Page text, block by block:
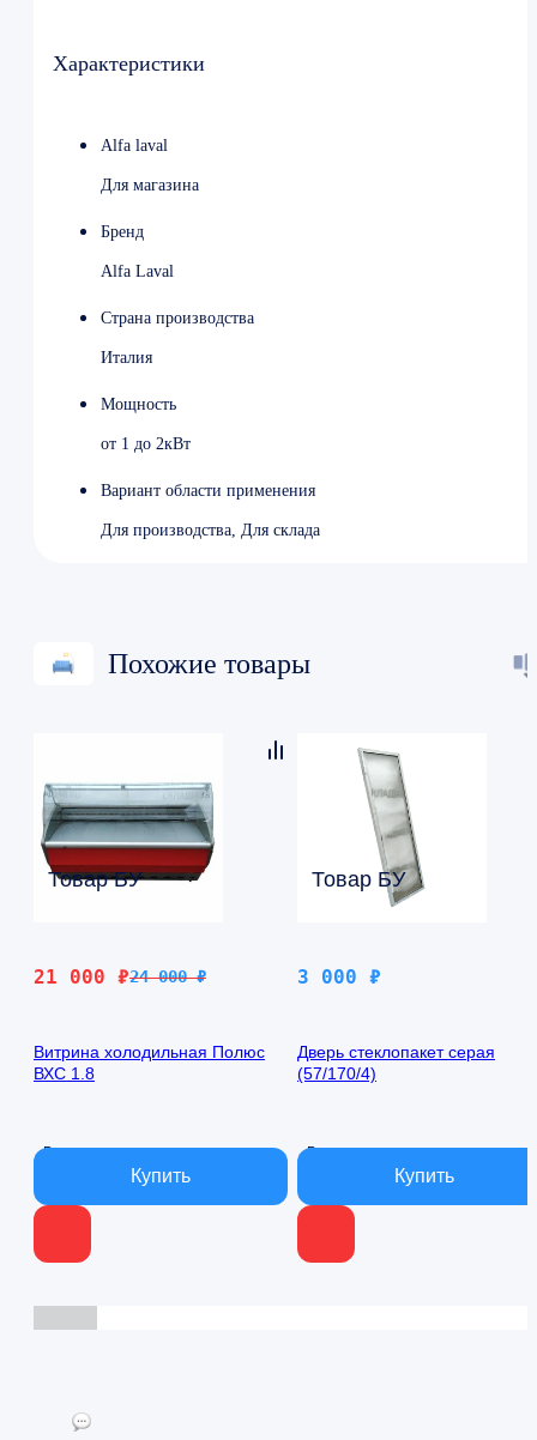
Шаг ламели, мм 5,5 М
Габаритные размеры (Ш*Г*В)840*460*395 мм
Страна Швеция
Характеристики
Alfa laval
Для магазина
Бренд
Alfa Laval
Страна производства
Италия
Мощность
от 1 до 2кВт
Вариант области применения
Для производства, Для склада
Похожие товары
Товар БУ
24 000₽
Первоначальная
24
21 000 ₽
Текущая
000 ₽.
Витрина холодильная Полюс
ВХС 1.8
В наличии
Товар БУ
3 000 ₽
Дверь стеклопакет серая
(57/170/4)
В наличии